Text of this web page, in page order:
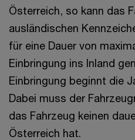
Österreich, so kann das
ausländischen
für eine Dauer von
Einbringung ins Inland
Einbringung beginnt die
Dabei muss der
das Fahrzeug keinen
Österreich hat.